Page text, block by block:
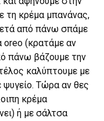
τη κρέμα μπανάνας,
από πάνω σπάμε
oreo (κρατάμε αν
πάνω βάζουμε την
καλύπτουμε με
Τώρα αν θες
κρέμα
ή με σάλτσα